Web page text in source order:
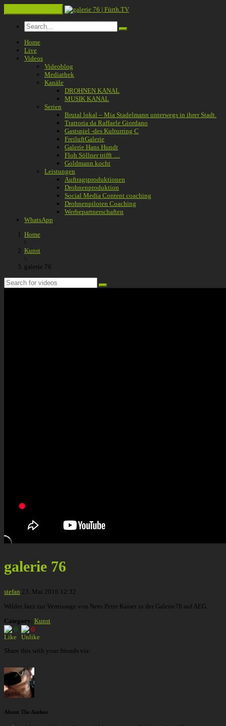
Home
Live
Videos
Videoblog
Mediathek
Kanäle
DROHNEN KANAL
MUSIK KANAL
Serien
Brutal lokal – Mia Stadelmann unterwegs in ihrer Stadt.
Trattoria da Raffaele Giordano
Gastspiel -des Kulturring C
FreiluftGalerie
Galerie Hans Hundt
Floh Söllner trifft …
Goldmann kocht
Leistungen
Auftragsproduktionen
Drohnenproduktion
Social Media Content coaching
Drohnenpiloten Coaching
Werbepartnerschaften
WhatsApp
Home
\
Kunst
\
galerie 76
galerie 76
stefan 23. Mai 2016 12:32
Wilder Jazz zur Vernissage von Nero Peter Kaiser in der Galerie76 auf AEG.
Category: Kunst
0
0
Share this with your friends via:
About The Author